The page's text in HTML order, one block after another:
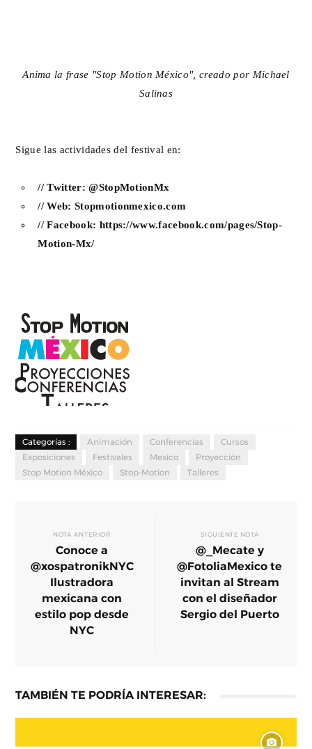
Anima la frase "Stop Motion México", creado por Michael
Salinas
Sigue las actividades del festival en:
// Twitter:@StopMotionMx
// Web: Stopmotionmexico.com
// Facebook: https://www.facebook.com/pages/Stop-
Motion-Mx/
Categorías : Animación Conferencias
Cursos
Exposiciones
Festivales Mexico
Proyección
Stop Motion México
Stop-Motion Talleres
NOTA ANTERIOR
Conoce a
@xospatronikNYC
Ilustradora
mexicana con
estilo pop desde
NYC
SIGUIENTE NOTA
@_Mecate y
@FotoliaMexico te
invitan al Stream
con el diseñador
Sergio del Puerto‏
TAMBIÉN TE PODRÍA INTERESAR: